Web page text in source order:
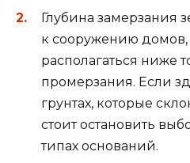
Глубина замерзания
к сооружению домов,
располагаться ниже
промерзания. Если
грунтах, которые
стоит остановить
типах оснований.